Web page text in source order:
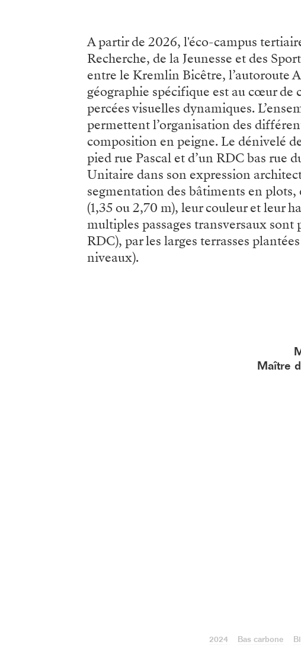
A partir de 2026, l'éco-campus
Recherche, de la Jeunesse et des
entre le Kremlin Bicêtre, l’autoroute
géographie spécifique est au cœur de
percées visuelles dynamiques.
permettent l’organisation des
composition en peigne. Le dénivelé
pied rue Pascal et d’un RDC bas rue
Unitaire dans son expression
segmentation des bâtiments en
(1,35 ou 2,70 m), leur couleur et leur
multiples passages transversaux sont
RDC), par les larges terrasses
niveaux).
Maître
2024 Bas carbone